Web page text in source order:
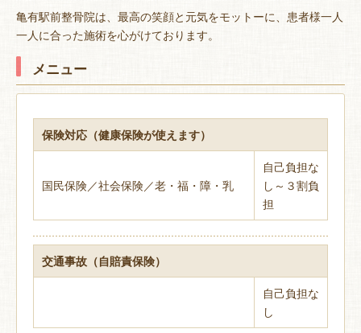
亀有駅前整骨院は、最高の笑顔と元気をモットーに、患者様一人
一人に合った施術を心がけております。
メニュー
保険対応（健康保険が使えます）
国民保険／社会保険／老・福・障・乳
自己負担な
し～３割負
担
交通事故（自賠責保険）
自己負担な
し